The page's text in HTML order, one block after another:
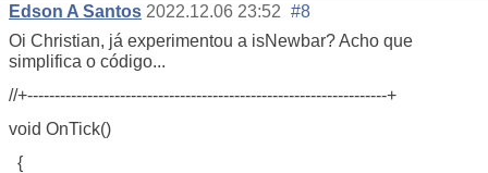
Edson A Santos 2022.12.06 23:52 #8
Oi Christian, já experimentou a isNewbar? Acho que
simplifica o código...
//+------------------------------------------------------------------+
void OnTick()
{